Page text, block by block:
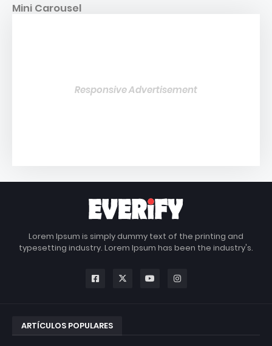
Mini Carousel
Responsive Advertisement
Lorem Ipsum is simply dummy text of the printing and
typesetting industry. Lorem Ipsum has been the industry's.
ARTÍCULOS POPULARES